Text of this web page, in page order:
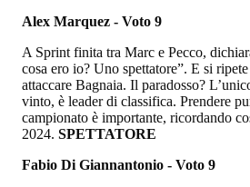
Alex Marquez - Voto 9
A Sprint finita tra Marc e Pecco,
cosa ero io? Uno spettatore”. E si
attaccare Bagnaia. Il paradosso?
vinto, è leader di classifica. Prendere
campionato è importante, ricordando
2024. SPETTATORE
Fabio Di Giannantonio - Voto 9